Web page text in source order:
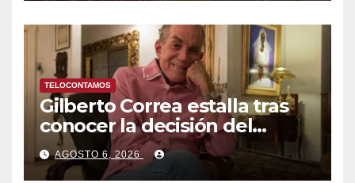
TELOCONTAMOS
Gilberto Correa estalla tras
conocer la decisión del
tribunal en su caso
AGOSTO 6, 2026